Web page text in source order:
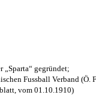
„Sparta“ gegründet;
Fussball Verband (Ö.
vom 01.10.1910)